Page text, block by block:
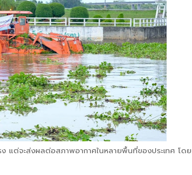
ง แต่จะส่งผลต่อสภาพอากาศในหลายพื้นที่ของประเทศ โดย